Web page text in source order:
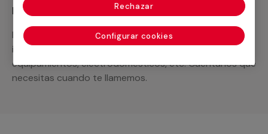
Recuerda que en MULTIMAP
Podemos ofrecer cualquier servicio a medida
incluyendo todo lo que necesites: materiales,
equipamientos, electrodomésticos, etc. Cuéntanos que
necesitas cuando te llamemos.
Configurar cookies
Rechazar